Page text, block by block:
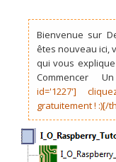
Bienvenue sur
êtes nouveau ici,
qui vous
Commencer
id='1227']
gratuitement ! :)[/